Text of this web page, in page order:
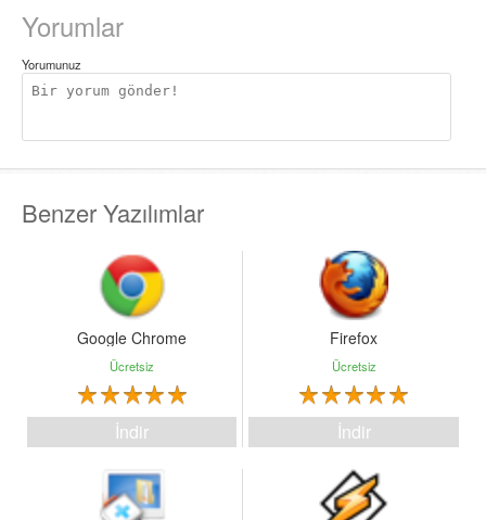
Oyunu Steam üzerinden oynayabilirsiniz. Ücretsiz Hesap
açma ve oyun indirme rehberi için buraya TIKLAYINIZ.
Yorumlar
Yorumunuz
Benzer Yazılımlar
Google Chrome
Ücretsiz
İndir
Firefox
Ücretsiz
İndir